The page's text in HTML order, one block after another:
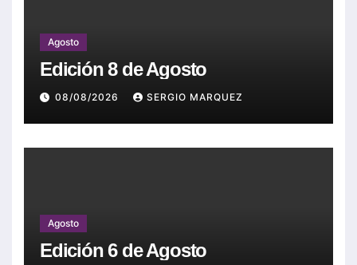
Agosto
Edición 8 de Agosto
08/08/2026 SERGIO MARQUEZ
Agosto
Edición 6 de Agosto